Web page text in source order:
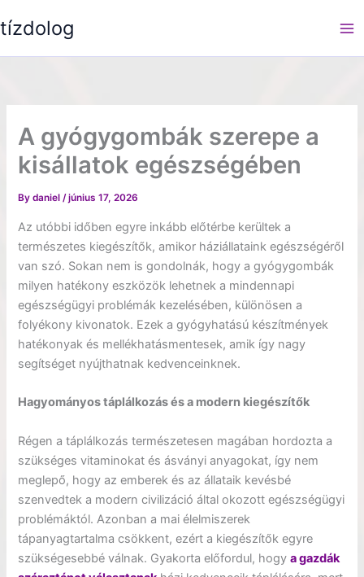
to
tízdolog
A gyógygombák szerepe a
kisállatok egészségében
Bydaniel/június 17, 2026
Az utóbbi időben egyre inkább előtérbe kerültek a
természetes kiegészítők, amikor háziállataink egészségéről
van szó. Sokan nem is gondolnák, hogy a gyógygombák
milyen hatékony eszközök lehetnek a mindennapi
egészségügyi problémák kezelésében, különösen a
folyékony kivonatok. Ezek a gyógyhatású készítmények
hatékonyak és mellékhatásmentesek, amik így nagy
segítséget nyújthatnak kedvenceinknek.
Hagyományos táplálkozás és a modern kiegészítők
Régen a táplálkozás természetesen magában hordozta a
szükséges vitaminokat és ásványi anyagokat, így nem
meglepő, hogy az emberek és az állataik kevésbé
szenvedtek a modern civilizáció által okozott egészségügyi
problémáktól. Azonban a mai élelmiszerek
tápanyagtartalma csökkent, ezért a kiegészítők egyre
szükségesebbé válnak. Gyakorta előfordul, hogya gazdák